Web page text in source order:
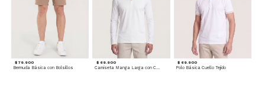
$ 79.900
Bermuda Básica con Bolsillos
$ 69.900 $ 69.900
Polo Básica Cuello Tejido